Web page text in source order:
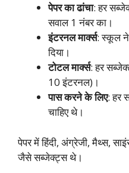
पेपर का ढांचा: हर
सवाल 1 नंबर का।
इंटरनल मार्क्स: स्कूल
दिया।
टोटल मार्क्स: हर
10 इंटरनल)।
पास करने के लिए: हर
चाहिए थे।
पेपर में हिंदी, अंग्रेजी, मैथ्स,
जैसे सब्जेक्ट्स थे।